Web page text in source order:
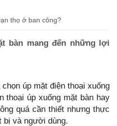
thọ ở ban công?
bàn mang đến những lợi
úp mặt điện thoại xuống
thoại úp xuống mặt bàn hay
quá cần thiết nhưng thực
bị và người dùng.